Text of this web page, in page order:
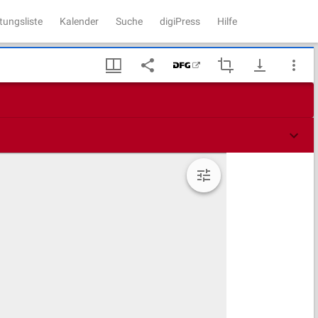
Kalender Suche digiPress Hilfe